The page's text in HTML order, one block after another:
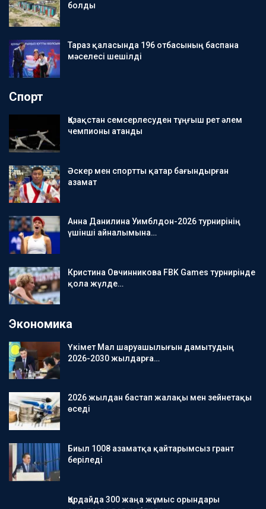
болды
Тараз қаласында 196 отбасының баспана
мәселесі шешілді
Спорт
Қазақстан семсерлесуден тұңғыш рет әлем
чемпионы атанды
Әскер мен спортты қатар бағындырған
азамат
Анна Данилина Уимблдон-2026 турнирінің
үшінші айналымына…
Кристина Овчинникова FBK Games турнирінде
қола жүлде…
Экономика
Үкімет Мал шаруашылығын дамытудың
2026-2030 жылдарға…
2026 жылдан бастап жалақы мен зейнетақы
өседі
Биыл 1008 азаматқа қайтарымсыз грант
беріледі
Қордайда 300 жаңа жұмыс орындары